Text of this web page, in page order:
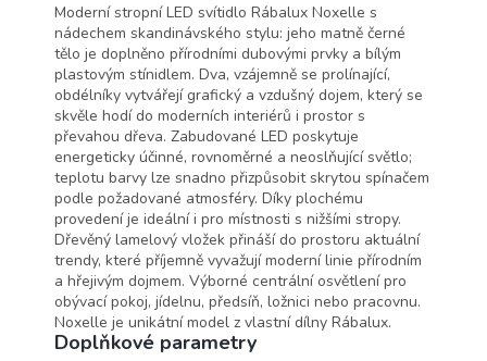
Moderní stropní LED svítidlo Rábalux Noxelle s
nádechem skandinávského stylu: jeho matně černé
tělo je doplněno přírodními dubovými prvky a bílým
plastovým stínidlem. Dva, vzájemně se prolínající,
obdélníky vytvářejí grafický a vzdušný dojem, který se
skvěle hodí do moderních interiérů i prostor s
převahou dřeva. Zabudované LED poskytuje
energeticky účinné, rovnoměrné a neoslňující světlo;
teplotu barvy lze snadno přizpůsobit skrytou spínačem
podle požadované atmosféry. Díky plochému
provedení je ideální i pro místnosti s nižšími stropy.
Dřevěný lamelový vložek přináší do prostoru aktuální
trendy, které příjemně vyvažují moderní linie přírodním
a hřejivým dojmem. Výborné centrální osvětlení pro
obývací pokoj, jídelnu, předsíň, ložnici nebo pracovnu.
Noxelle je unikátní model z vlastní dílny Rábalux.
Doplňkové parametry